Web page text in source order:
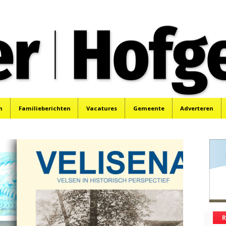
Familieberichten Vacatures Gemeente Adverteren